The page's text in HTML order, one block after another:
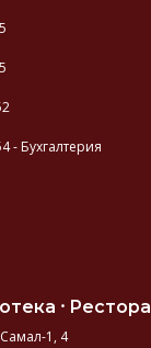
- Бухгалтерия
⸱
1, 4